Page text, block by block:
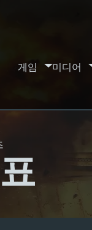
게임 미디어